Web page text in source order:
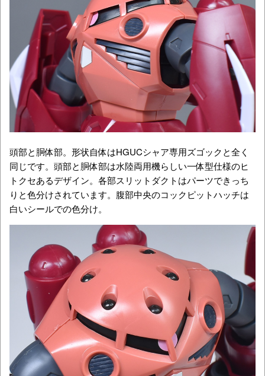
頭部と胴体部。形状自体はHGUCシャア専用ズゴックと全く
同じです。頭部と胴体部は水陸両用機らしい一体型仕様のヒ
トクセあるデザイン。各部スリットダクトはパーツできっち
りと色分けされています。腹部中央のコックピットハッチは
白いシールでの色分け。